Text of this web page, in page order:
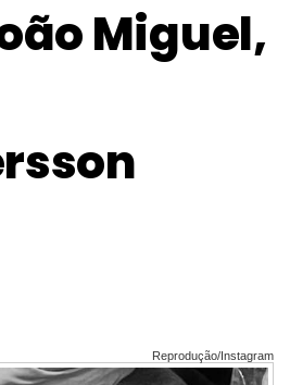
Miguel,
Reprodução/Instagram